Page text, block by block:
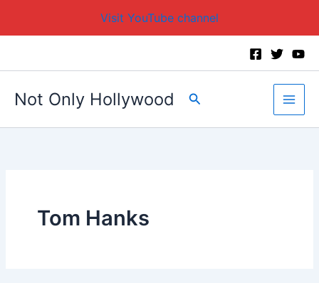
Visit YouTube channel
Not Only Hollywood Search
Tom Hanks